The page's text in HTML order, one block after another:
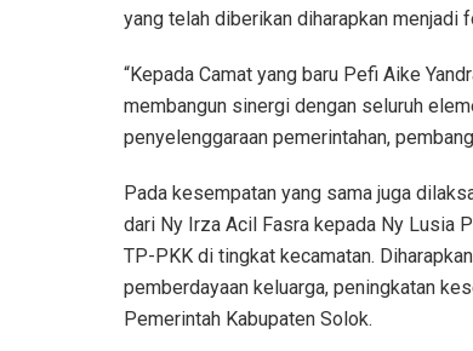
yang telah diberikan diharapkan menjadi
“Kepada Camat yang baru Pefi Aike
membangun sinergi dengan seluruh
penyelenggaraan pemerintahan,
Pada kesempatan yang sama juga
dari Ny Irza Acil Fasra kepada Ny Lusia
TP-PKK di tingkat kecamatan.
pemberdayaan keluarga, peningkatan
Pemerintah Kabupaten Solok.